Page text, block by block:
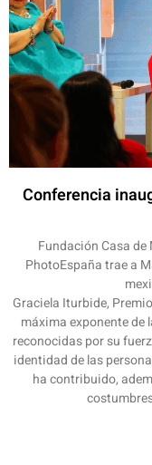
Conferencia
Fundación Casa de
PhotoEspaña trae a
Graciela Iturbide,
máxima exponente de
reconocidas por su
identidad de las
ha contribuido,